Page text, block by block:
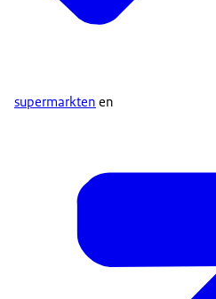
supermarkten en